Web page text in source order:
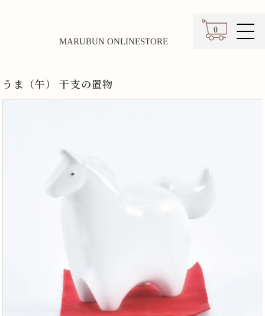
0
カート
MARUBUN ONLINESTORE
うま（午） 干支の置物